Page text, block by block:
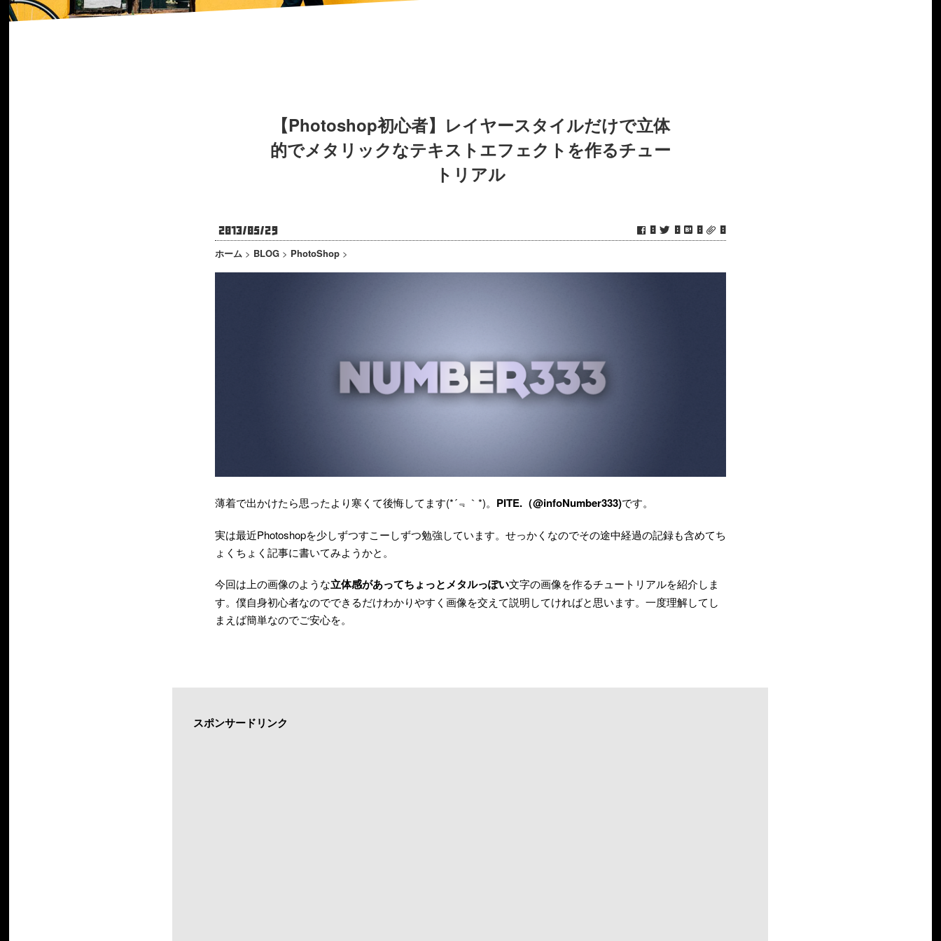
【Photoshop初心者】レイヤースタイルだけで立体
的でメタリックなテキストエフェクトを作るチュー
トリアル
0 0 0 0
2013/05/29
ホーム > BLOG > PhotoShop >
薄着で出かけたら思ったより寒くて後悔してます(*´﹃｀*)。 PITE.（@infoNumber333)です。
実は最近Photoshopを少しずつすこーしずつ勉強しています。せっかくなのでその途中経過の記録も含めてち
ょくちょく記事に書いてみようかと。
今回は上の画像のような立体感があってちょっとメタルっぽい文字の画像を作るチュートリアルを紹介しま
す。僕自身初心者なのでできるだけわかりやすく画像を交えて説明してければと思います。一度理解してし
まえば簡単なのでご安心を。
スポンサードリンク